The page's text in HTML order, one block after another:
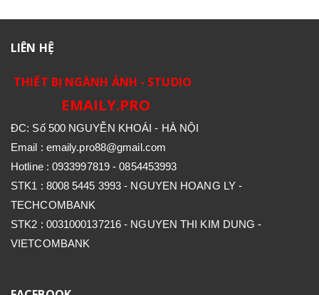
LIÊN HỆ
THIẾT BỊ NGÀNH ẢNH - STUDIO
EMAILY.PRO
ĐC: Số 500 NGUYỄN KHOÁI - HÀ NỘI
Email : emaily.pro88@gmail.com
Hotline : 0933997819 - 0854453993
STK1 : 8008 5445 3993 - NGUYEN HOANG LY -
TECHCOMBANK
STK2 : 0031000137216 - NGUYEN THI KIM DUNG -
VIETCOMBANK